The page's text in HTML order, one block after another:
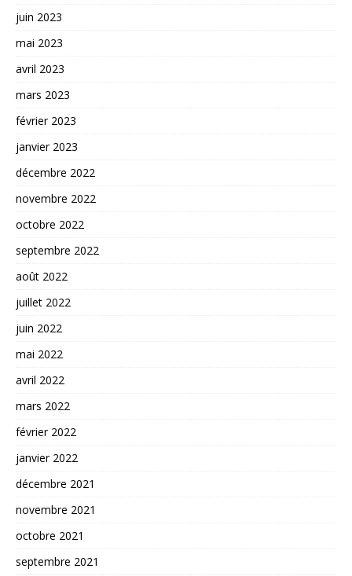
juin 2023
mai 2023
avril 2023
mars 2023
février 2023
janvier 2023
décembre 2022
novembre 2022
octobre 2022
septembre 2022
août 2022
juillet 2022
juin 2022
mai 2022
avril 2022
mars 2022
février 2022
janvier 2022
décembre 2021
novembre 2021
octobre 2021
septembre 2021